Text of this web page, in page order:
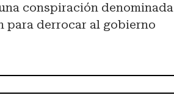
conspiración denominada
para derrocar al gobierno